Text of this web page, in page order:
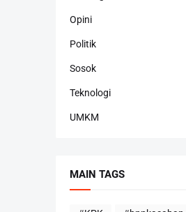
Opini
Politik
Sosok
Teknologi
UMKM
MAIN TAGS